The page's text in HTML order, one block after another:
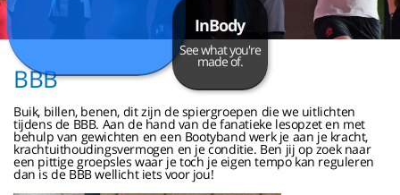
InBody
See what you're
made of.
BBB
Buik, billen, benen, dit zijn de spiergroepen die we uitlichten
tijdens de BBB. Aan de hand van de fanatieke lesopzet en met
behulp van gewichten en een Bootyband werk je aan je kracht,
krachtuithoudingsvermogen en je conditie. Ben jij op zoek naar
een pittige groepsles waar je toch je eigen tempo kan reguleren
dan is de BBB wellicht iets voor jou!